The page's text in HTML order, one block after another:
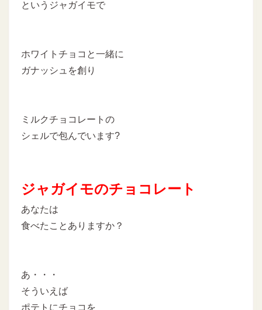
というジャガイモで
ホワイトチョコと一緒に
ガナッシュを創り
ミルクチョコレートの
シェルで包んでいます?
ジャガイモのチョコレート
あなたは
食べたことありますか？
あ・・・
そういえば
ポテトにチョコを